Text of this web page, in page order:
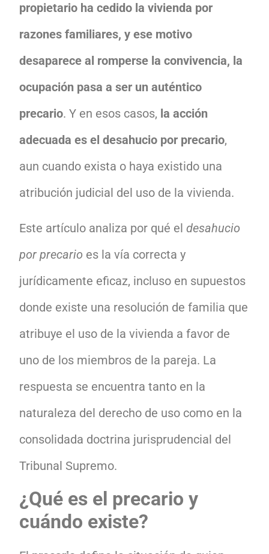
propietario ha cedido la vivienda por
razones familiares, y ese motivo
desaparece al romperse la convivencia, la
ocupación pasa a ser un auténtico
precario. Y en esos casos, la acción
adecuada es el desahucio por precario,
aun cuando exista o haya existido una
atribución judicial del uso de la vivienda.
Este artículo analiza por qué eldesahucio
por precario es la vía correcta y
jurídicamente eficaz, incluso en supuestos
donde existe una resolución de familia que
atribuye el uso de la vivienda a favor de
uno de los miembros de la pareja. La
respuesta se encuentra tanto en la
naturaleza del derecho de uso como en la
consolidada doctrina jurisprudencial del
Tribunal Supremo.
¿Qué es el precario y
cuándo existe?